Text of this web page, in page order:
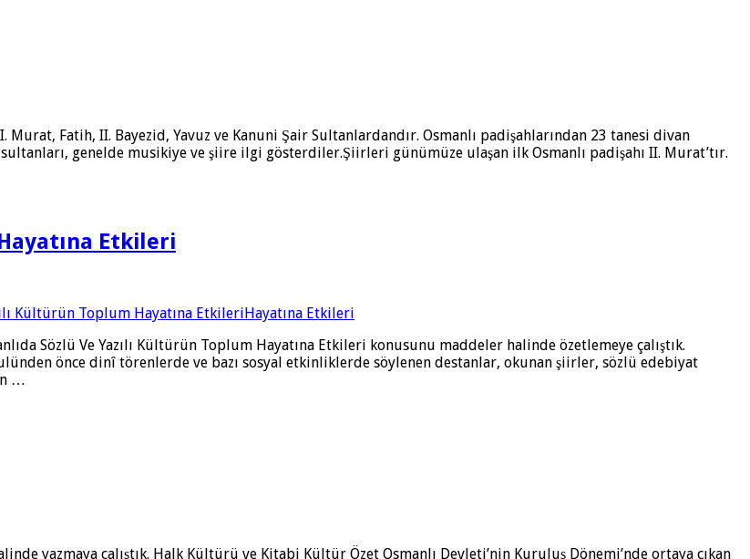
Murat, Fatih, II. Bayezid, Yavuz ve Kanuni Şair Sultanlardandır. Osmanlı padişahlarından 23 tanesi divan
genelde musikiye ve şiire ilgi gösterdiler.Şiirleri günümüze ulaşan ilk Osmanlı padişahı II. Murat’tır.
Etkileri
Sözlü Ve Yazılı Kültürün Toplum Hayatına Etkileri konusunu maddeler halinde özetlemeye çalıştık.
önce dinî törenlerde ve bazı sosyal etkinliklerde söylenen destanlar, okunan şiirler, sözlü edebiyat
…
yazmaya çalıştık. Halk Kültürü ve Kitabi Kültür Özet Osmanlı Devleti’nin Kuruluş Dönemi’nde ortaya çıkan